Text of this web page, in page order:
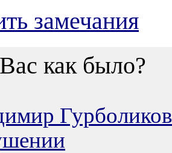
замечания
как было?
Гурболиков